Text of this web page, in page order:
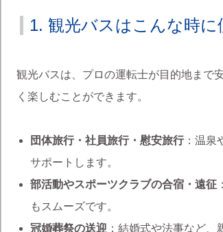
1. 観光バスはこんな時に
観光バスは、プロの運転士が目的地まで
く楽しむことができます。
団体旅行・社員旅行・慰安旅行：温泉
サポートします。
部活動やスポーツクラブの合宿・遠征
もスムーズです。
冠婚葬祭の送迎 ：結婚式や法事など、